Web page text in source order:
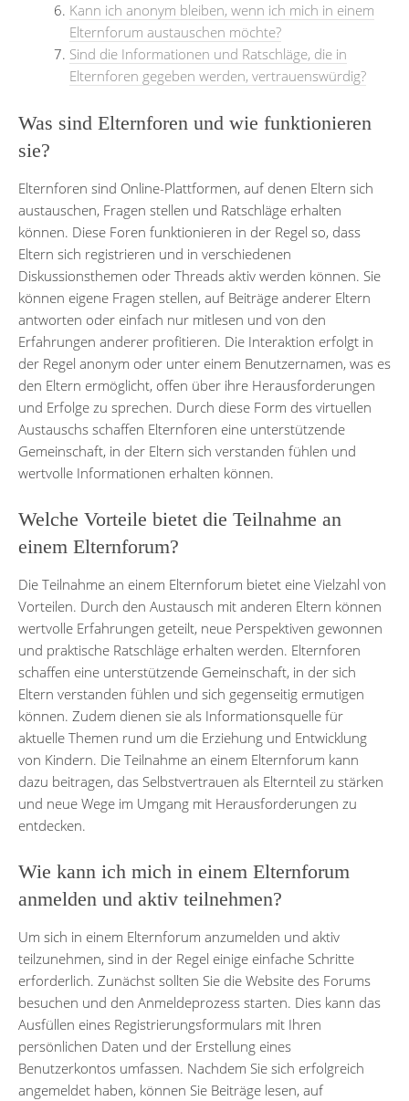
Kann ich anonym bleiben, wenn ich mich in einem
Elternforum austauschen möchte?
Sind die Informationen und Ratschläge, die in
Elternforen gegeben werden, vertrauenswürdig?
Was sind Elternforen und wie funktionieren
sie?
Elternforen sind Online-Plattformen, auf denen Eltern sich
austauschen, Fragen stellen und Ratschläge erhalten
können. Diese Foren funktionieren in der Regel so, dass
Eltern sich registrieren und in verschiedenen
Diskussionsthemen oder Threads aktiv werden können. Sie
können eigene Fragen stellen, auf Beiträge anderer Eltern
antworten oder einfach nur mitlesen und von den
Erfahrungen anderer profitieren. Die Interaktion erfolgt in
der Regel anonym oder unter einem Benutzernamen, was es
den Eltern ermöglicht, offen über ihre Herausforderungen
und Erfolge zu sprechen. Durch diese Form des virtuellen
Austauschs schaffen Elternforen eine unterstützende
Gemeinschaft, in der Eltern sich verstanden fühlen und
wertvolle Informationen erhalten können.
Welche Vorteile bietet die Teilnahme an
einem Elternforum?
Die Teilnahme an einem Elternforum bietet eine Vielzahl von
Vorteilen. Durch den Austausch mit anderen Eltern können
wertvolle Erfahrungen geteilt, neue Perspektiven gewonnen
und praktische Ratschläge erhalten werden. Elternforen
schaffen eine unterstützende Gemeinschaft, in der sich
Eltern verstanden fühlen und sich gegenseitig ermutigen
können. Zudem dienen sie als Informationsquelle für
aktuelle Themen rund um die Erziehung und Entwicklung
von Kindern. Die Teilnahme an einem Elternforum kann
dazu beitragen, das Selbstvertrauen als Elternteil zu stärken
und neue Wege im Umgang mit Herausforderungen zu
entdecken.
Wie kann ich mich in einem Elternforum
anmelden und aktiv teilnehmen?
Um sich in einem Elternforum anzumelden und aktiv
teilzunehmen, sind in der Regel einige einfache Schritte
erforderlich. Zunächst sollten Sie die Website des Forums
besuchen und den Anmeldeprozess starten. Dies kann das
Ausfüllen eines Registrierungsformulars mit Ihren
persönlichen Daten und der Erstellung eines
Benutzerkontos umfassen. Nachdem Sie sich erfolgreich
angemeldet haben, können Sie Beiträge lesen, auf